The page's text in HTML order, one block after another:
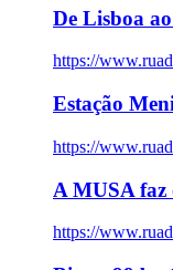
De Lisboa
https://
Estação
https://
A MUSA faz
https://